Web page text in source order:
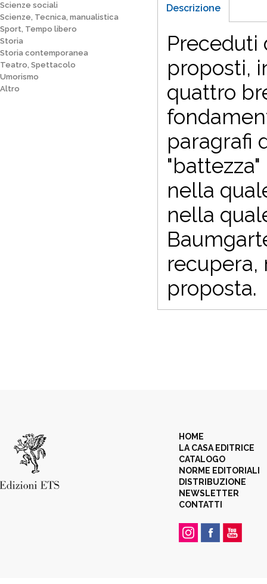
Scienze sociali
Scienze, Tecnica, manualistica
Sport, Tempo libero
Storia
Storia contemporanea
Teatro, Spettacolo
Umorismo
Altro
Descrizione
Preceduti
proposti,
quattro
paragrafi
nella
nella
proposta.
HOME
LA CASA EDITRICE
CATALOGO
NORME EDITORIALI
DISTRIBUZIONE
NEWSLETTER
CONTATTI